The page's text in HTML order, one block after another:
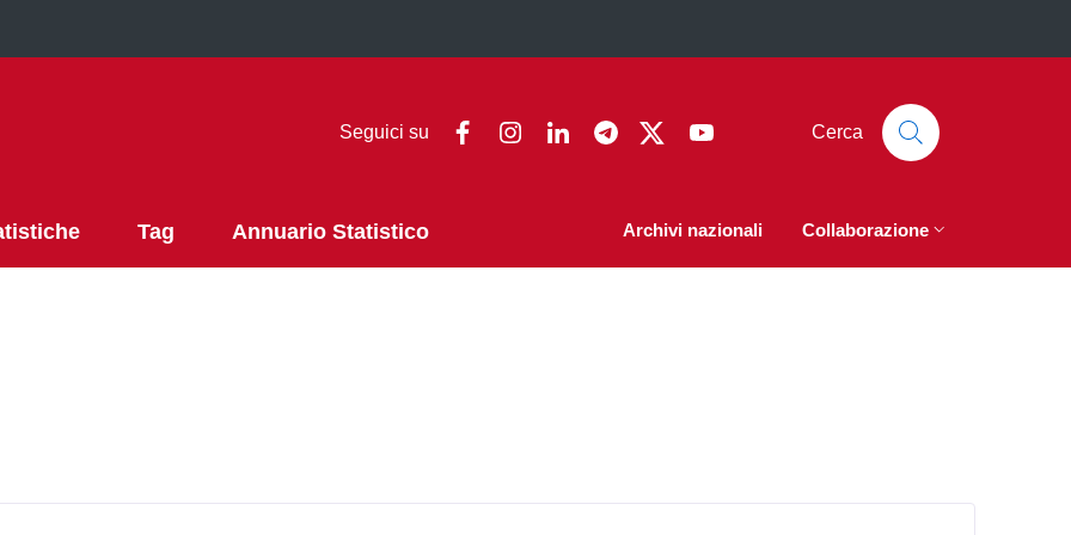
Seguici su FacebookInstagramLinkedinTelegram
Twitter Cerca
Tag Annuario Statistico Archivi nazionali Collaborazione